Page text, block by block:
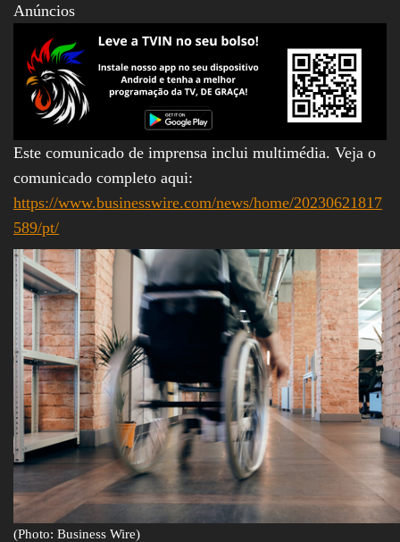
Anúncios
Este comunicado de imprensa inclui multimédia. Veja o
comunicado completo aqui:
https://www.businesswire.com/news/home/20230621817
589/pt/
(Photo: Business Wire)